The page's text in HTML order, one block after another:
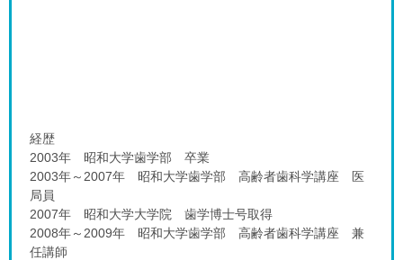
経歴
2003年 昭和大学歯学部 卒業
2003年～2007年 昭和大学歯学部 高齢者歯科学講座 医
局員
2007年 昭和大学大学院 歯学博士号取得
2008年～2009年 昭和大学歯学部 高齢者歯科学講座 兼
任講師